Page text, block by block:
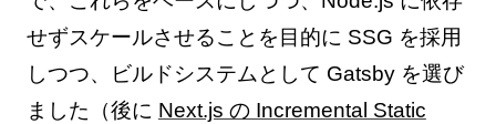
せずスケールさせることを目的に SSG を採用
しつつ、ビルドシステムとして Gatsby を選び
ました（後に Next.js の Incremental Static